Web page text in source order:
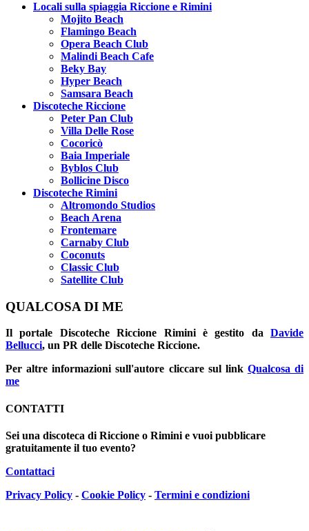
Locali sulla spiaggia Riccione e Rimini
Mojito Beach
Flamingo Beach
Opera Beach Club
Malindi Beach Cafe
Beky Bay
Hyper Beach
Samsara Beach
Discoteche Riccione
Peter Pan Club
Villa Delle Rose
Cocoricò
Baia Imperiale
Byblos Club
Bollicine Disco
Discoteche Rimini
Altromondo Studios
Beach Arena
Frontemare
Carnaby Club
Coconuts
Classic Club
Satellite Club
QUALCOSA DI ME
Il portale Discoteche Riccione Riminiè gestito da Davide
Bellucci, un PR delle Discoteche Riccione.
Per altre informazioni sull'autore cliccare sul link Qualcosa di
me
CONTATTI
Sei una discoteca di Riccione o Rimini e vuoi pubblicare
gratuitamente il tuo evento?
Contattaci
Privacy Policy - Cookie Policy - Termini e condizioni